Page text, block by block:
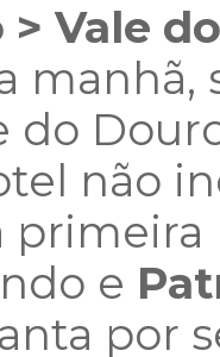
> Vale
manhã,
do
não
e
por